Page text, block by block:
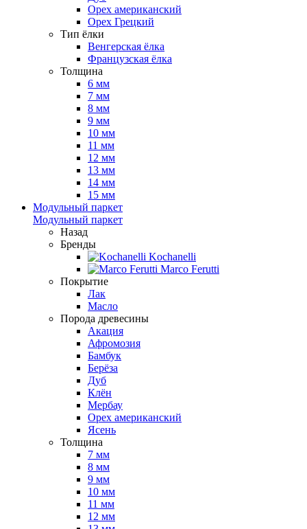
Орех американский
Орех Грецкий
Тип ёлки
Венгерская ёлка
Французская ёлка
Толщина
6 мм
7 мм
8 мм
9 мм
10 мм
11 мм
12 мм
13 мм
14 мм
15 мм
Модульный паркет
Модульный паркет
Назад
Бренды
Kochanelli
Marco Ferutti
Покрытие
Лак
Масло
Порода древесины
Акация
Афромозия
Бамбук
Берёза
Дуб
Клён
Мербау
Орех американский
Ясень
Толщина
7 мм
8 мм
9 мм
10 мм
11 мм
12 мм